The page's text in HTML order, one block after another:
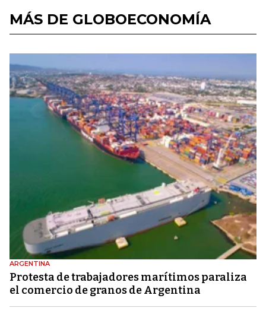
MÁS DE GLOBOECONOMÍA
ARGENTINA
Protesta de trabajadores marítimos paraliza
el comercio de granos de Argentina